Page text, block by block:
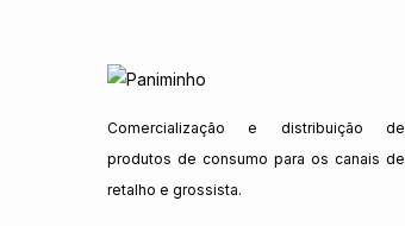
Comercialização e distribuição de
produtos de consumo para os canais de
retalho e grossista.